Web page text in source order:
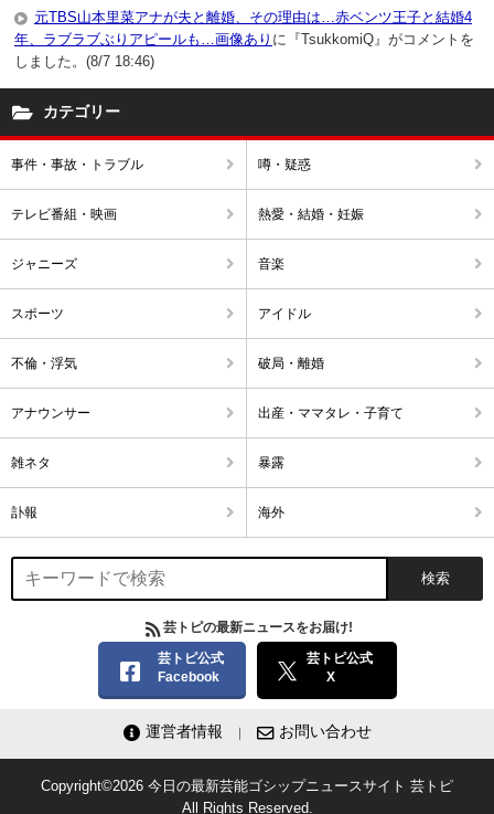
元TBS山本里菜アナが夫と離婚、その理由は…赤ベンツ王子と結婚4
年、ラブラブぶりアピールも…画像あり に『TsukkomiQ』がコメントを
しました。(8/7 18:46)
カテゴリー
事件・事故・トラブル 噂・疑惑
テレビ番組・映画 熱愛・結婚・妊娠
ジャニーズ 音楽
スポーツ アイドル
不倫・浮気 破局・離婚
アナウンサー 出産・ママタレ・子育て
雑ネタ 暴露
訃報 海外
芸トピの最新ニュースをお届け!
芸トピ公式
Facebook
芸トピ公式
X
運営者情報 お問い合わせ
Copyright©2026 今日の最新芸能ゴシップニュースサイト 芸トピ
All Rights Reserved.